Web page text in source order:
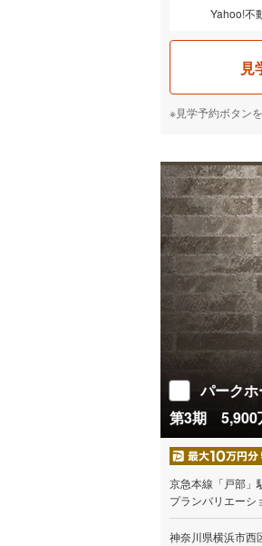
Yahoo!不
見
※見学予約ボタン
パーク
第3期 5,900
京急本線「戸部」
プランバリエーショ
受付中】 ※まず資
す。
神奈川県横浜市西